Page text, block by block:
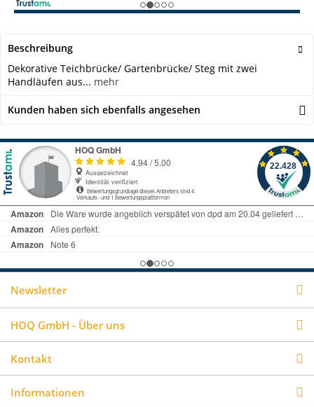
Beschreibung
Dekorative Teichbrücke/ Gartenbrücke/ Steg mit zwei
Handläufen aus... mehr
Kunden haben sich ebenfalls angesehen
Newsletter
HOQ GmbH - Über uns
Kontakt
Informationen